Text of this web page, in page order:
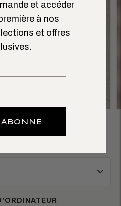
ELIO
et accéder
à nos
et offres